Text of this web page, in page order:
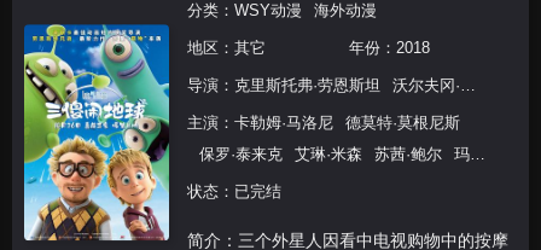
分类： WSY动漫 海外动漫
地区： 其它 年份： 2018
导演： 克里斯托弗·劳恩斯坦 沃尔夫冈·劳恩斯坦
主演： 卡勒姆·马洛尼
德莫特·莫根尼斯
保罗·泰来克
艾琳·米森 苏茜·鲍尔
玛丽
·默里
威尔·福特
状态：已完结
简介：三个外星人因看中电视购物中的按摩